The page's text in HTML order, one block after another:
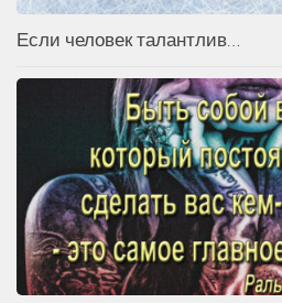
Если человек талантлив…